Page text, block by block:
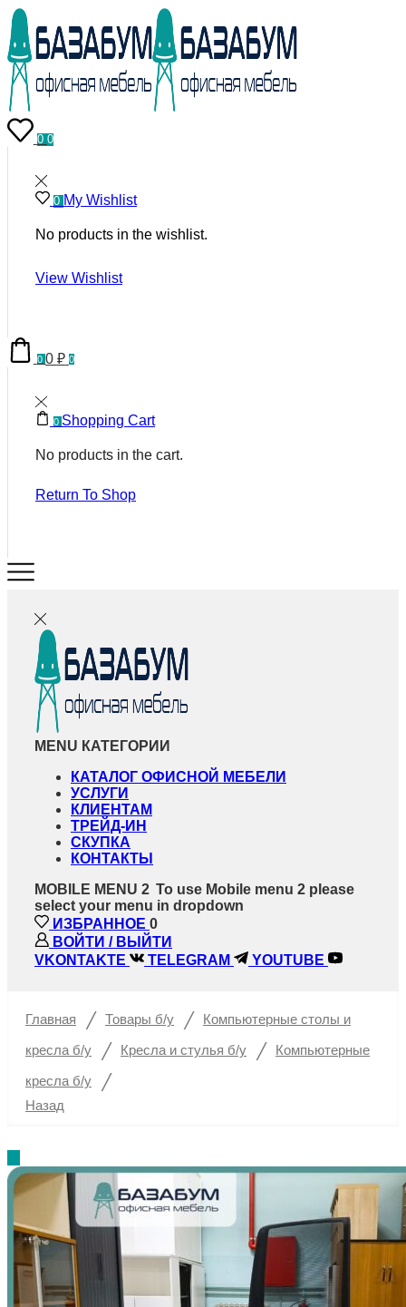
0 0
0 My Wishlist
No products in the wishlist.
View Wishlist
0 0 ₽ 0
0 Shopping Cart
No products in the cart.
Return To Shop
MENU КАТЕГОРИИ
КАТАЛОГ ОФИСНОЙ МЕБЕЛИ
УСЛУГИ
КЛИЕНТАМ
ТРЕЙД-ИН
СКУПКА
КОНТАКТЫ
MOBILE MENU 2 To use Mobile menu 2 please
select your menu in dropdown
ИЗБРАННОЕ 0
ВОЙТИ / ВЫЙТИ
VKONTAKTE
TELEGRAM YOUTUBE
Главная / Товары б/у / Компьютерные столы и
кресла б/у
/ Кресла и стулья б/у / Компьютерные
кресла б/у
/
Назад